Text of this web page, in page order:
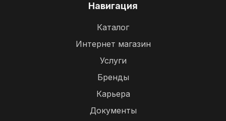
Навигация
Каталог
Интернет магазин
Услуги
Бренды
Карьера
Документы